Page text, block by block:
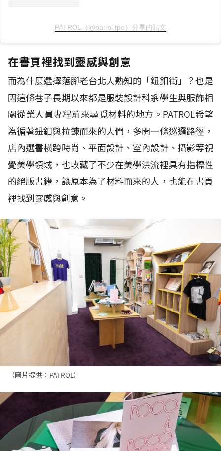
PATROL（@patrol.tpe）分享的貼文
在書頁裡找到靈感與創意
而為什麼選擇落腳老台北人熟知的「鈕釦街」？也是
因這條巷子長期以來都是服裝設計科系學生與服飾相
關從業人員專程前來尋覓材料的地方。PATROL希望
為循著鈕釦與拉鍊而來的人們，多開一條巡邏路徑，
店內選書橫跨時尚、平面設計、室內設計、攝影等視
覺美學領域，也收藏了不少在美學洪流裡具有指標性
的絕版書籍，讓原本為了材料而來的人，也能在書頁
裡找到靈感與創意。
（圖片提供：PATROL）